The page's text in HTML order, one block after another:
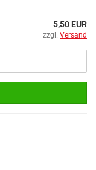
5,50 EUR
zzgl. Versand